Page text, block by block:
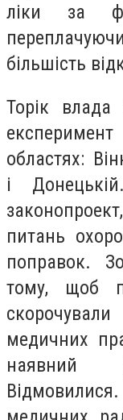
ліки за
більшість
Торік
областях:
і
питань
поправок.
тому, щоб
медичних
наявний